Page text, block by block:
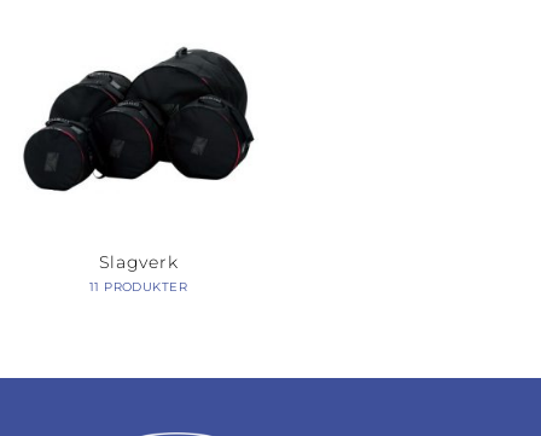
Slagverk
11 PRODUKTER